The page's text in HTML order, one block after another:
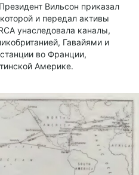
Вильсон приказал
и передал активы
унаследовала каналы,
Гавайями и
во Франции,
Америке.